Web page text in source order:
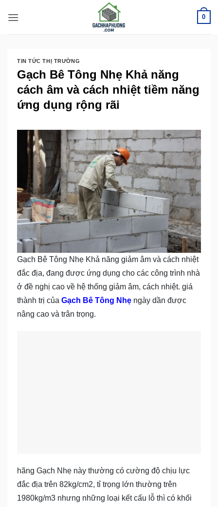
qua
nội
0
TIN TỨC THỊ TRƯỜNG
Gạch Bê Tông Nhẹ Khả năng
cách âm và cách nhiệt tiềm năng
ứng dụng rộng rãi
Gạch Bê Tông Nhẹ Khả năng giảm âm và cách nhiệt
đắc địa, đang được ứng dụng cho các công trình nhà
ở đề nghị cao về hệ thống giảm âm, cách nhiệt. giá
thành trị của Gạch Bê Tông Nhẹ ngày dần được
nâng cao và trân trọng.
hãng Gạch Nhẹ này thường có cường độ chịu lực
đắc địa trên 82kg/cm2, tỉ trọng lớn thường trên
1980kg/m3 nhưng những loại kết cấu lỗ thì có khối